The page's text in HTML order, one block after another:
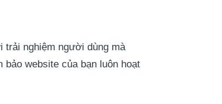
trải nghiệm người dùng mà
website của bạn luôn hoạt